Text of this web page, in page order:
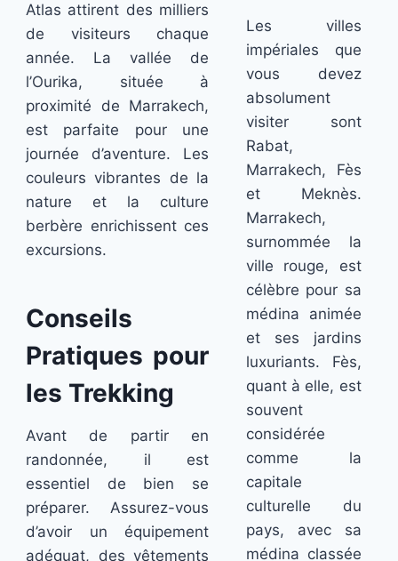
Atlas attirent des milliers
de visiteurs chaque
année. La vallée de
l’Ourika, située à
proximité de Marrakech,
est parfaite pour une
journée d’aventure. Les
couleurs vibrantes de la
nature et la culture
berbère enrichissent ces
excursions.
Conseils
Pratiques pour
les Trekking
Avant de partir en
randonnée, il est
essentiel de bien se
préparer. Assurez-vous
d’avoir un équipement
adéquat, des vêtements
Les villes
impériales que
vous devez
absolument
visiter sont
Rabat,
Marrakech, Fès
et Meknès.
Marrakech,
surnommée la
ville rouge, est
célèbre pour sa
médina animée
et ses jardins
luxuriants. Fès,
quant à elle, est
souvent
considérée
comme la
capitale
culturelle du
pays, avec sa
médina classée